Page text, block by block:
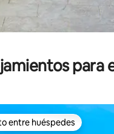
para
en Favorito entre
entre huéspedes